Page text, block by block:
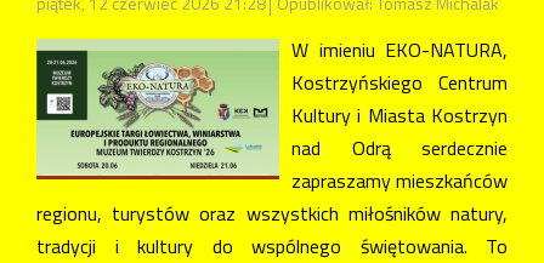
W imieniu EKO-NATURA,
Kostrzyńskiego Centrum
Kultury i Miasta Kostrzyn
nad Odrą serdecznie
zapraszamy mieszkańców
regionu, turystów oraz wszystkich miłośników natury,
tradycji i kultury do wspólnego świętowania. To